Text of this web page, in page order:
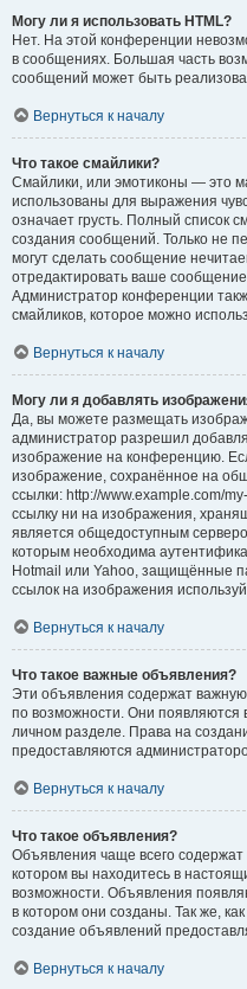
Могу ли я использовать HTML?
Нет. На этой конференции
в сообщениях. Большая часть
сообщений может быть
Вернуться к началу
Что такое смайлики?
Смайлики, или эмотиконы — это
использованы для выражения
означает грусть. Полный список
создания сообщений. Только не
могут сделать сообщение
отредактировать ваше
Администратор конференции
смайликов, которое можно
Вернуться к началу
Могу ли я добавлять
Да, вы можете размещать
администратор разрешил
изображение на конференцию.
изображение, сохранённое на
ссылки: http://www.example.com/
ссылку ни на изображения,
является общедоступным
которым необходима
Hotmail или Yahoo, защищённые
ссылок на изображения
Вернуться к началу
Что такое важные объявления?
Эти объявления содержат
по возможности. Они появляются
личном разделе. Права на
предоставляются
Вернуться к началу
Что такое объявления?
Объявления чаще всего
котором вы находитесь в
возможности. Объявления
в котором они созданы. Так же,
создание объявлений
Вернуться к началу